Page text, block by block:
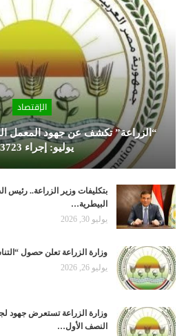
الإقتصاد
“الزراعة” تكشف عن جهود المعمل
يوليو: إجراء 3723…
بتكليفات وزير الزراعة.. رئيس
البيطرية…
يوليو 30, 2026
وزارة الزراعة تعلن حصول
يوليو 26, 2026
وزارة الزراعة تستعرض جهود
النصف الأول…